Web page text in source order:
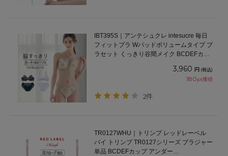
IBT395S｜アンテシュクレ intesucre 毎日
フィットブラ Wパッドボリュームタイプ ブ
ラセット くっきり谷間メイク BCDEFカッ
3,960 円 (税込)
180pt獲得
2件
TR0127WHU｜トリンプ レッドレーベル
バイ トリンプ TR0127シリーズ ブラジャー
単品 BCDEFカップ アンダー